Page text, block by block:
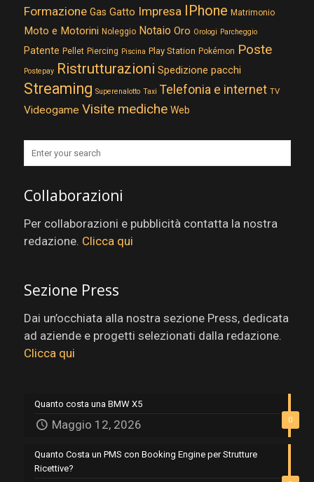
Formazione Gas Gatto Impresa IPhone Matrimonio
Moto e Motorini Noleggio Notaio Oro Orologi Parcheggio
Patente Pellet Piercing Piscina Play Station Pokémon Poste
Postepay Ristrutturazioni Spedizione pacchi
Streaming Superenalotto Taxi Telefonia e internet TV
Videogame Visite mediche Web
Collaborazioni
Per collaborazioni e pubblicità contatta la nostra
redazione. Clicca qui
Sezione Press
Dai un’occhiata alla nostra sezione Press, dedicata
ad aziende e progetti selezionati dalla redazione.
Clicca qui
0
Quanto costa una BMW X5
Maggio 12, 2026
Quanto Costa un PMS con Booking Engine per Strutture
Ricettive?